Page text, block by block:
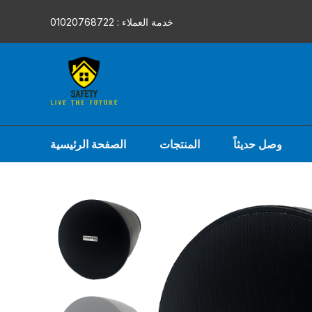
content
خدمة العملاء : 01020768722
الصفحة الرئيسية المنتجات وصل حديثاً